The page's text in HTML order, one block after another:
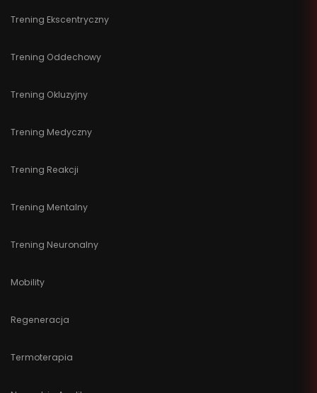
Trening Ekscentryczny
Trening Oddechowy
Trening Okluzyjny
Trening Medyczny
Trening Reakcji
Trening Mentalny
Trening Neuronalny
Mobility
Regeneracja
Termoterapia